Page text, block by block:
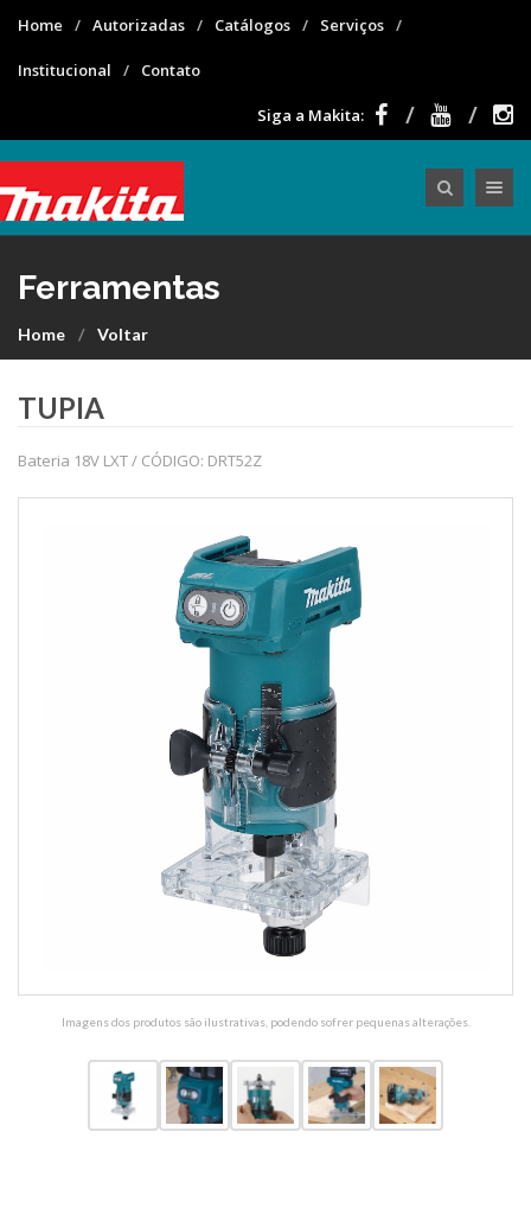
Home Autorizadas Catálogos Serviços
Institucional Contato
Siga a Makita:
Ferramentas
Home Voltar
TUPIA
Bateria 18V LXT / CÓDIGO: DRT52Z
Imagens dos produtos são ilustrativas, podendo sofrer pequenas alterações.